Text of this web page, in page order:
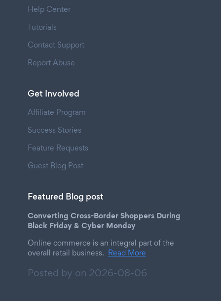
Help Center
Tutorials
Contact Support
Report Abuse
Get Involved
Affiliate Program
Success Stories
Feature Requests
Guest Blog Post
Featured Blog post
Converting Cross-Border Shoppers During
Black Friday & Cyber Monday
Online commerce is an integral part of the
overall retail business. Read More
Posted by on 2026-08-06